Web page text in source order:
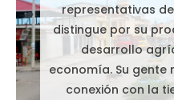
representativas
distingue por su
desarrollo
economía. Su gente
conexión con la